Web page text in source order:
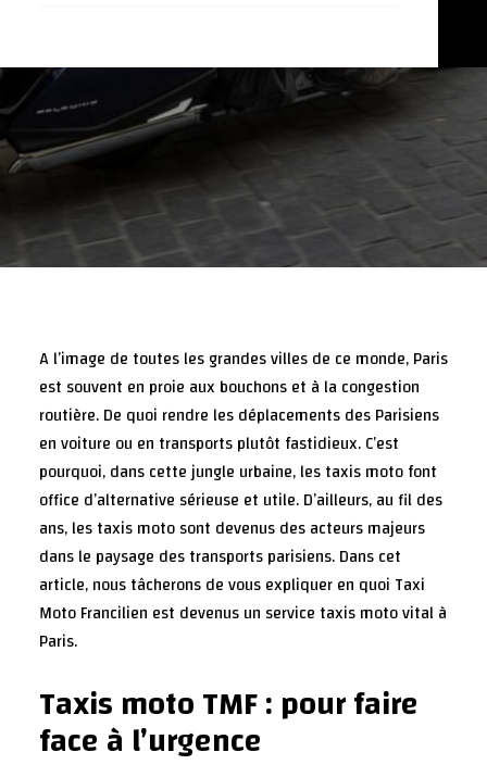
A l’image de toutes les grandes villes de ce monde, Paris
est souvent en proie aux bouchons et à la congestion
routière. De quoi rendre les déplacements des Parisiens
en voiture ou en transports plutôt fastidieux. C’est
pourquoi, dans cette jungle urbaine, les taxis moto font
office d’alternative sérieuse et utile. D’ailleurs, au fil des
ans, les taxis moto sont devenus des acteurs majeurs
dans le paysage des transports parisiens. Dans cet
article, nous tâcherons de vous expliquer en quoi Taxi
Moto Francilien est devenus un service taxis moto vital à
Paris.
Taxis moto TMF : pour faire
face à l’urgence